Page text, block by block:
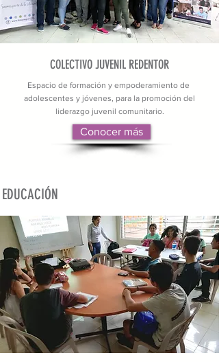
COLECTIVO JUVENIL REDENTOR
Espacio de formación y empoderamiento de
adolescentes y jóvenes, para la promoción del
liderazgo juvenil comunitario.
Conocer más
EDUCACIÓN